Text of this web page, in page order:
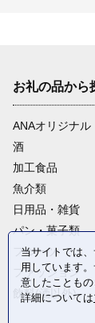
お礼の品から
ANAオリジナル
酒
加工食品
魚介類
日用品・雑貨
パン・菓子類
フルーツ
ファッション
飲料(酒以外)
当サイトでは
用しています
意したこともの
詳細については